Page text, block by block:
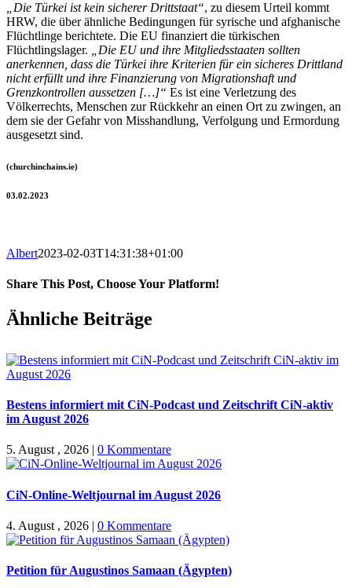
„Die Türkei ist kein sicherer Drittstaat“, zu diesem Urteil kommt
HRW, die über ähnliche Bedingungen für syrische und afghanische
Flüchtlinge berichtete. Die EU finanziert die türkischen
Flüchtlingslager.
„Die EU und ihre Mitgliedsstaaten sollten
anerkennen, dass die Türkei ihre Kriterien für ein sicheres Drittland
nicht erfüllt und ihre Finanzierung von Migrationshaft und
Grenzkontrollen aussetzen […]“ Es ist eine Verletzung des
Völkerrechts, Menschen zur Rückkehr an einen Ort zu zwingen, an
dem sie der Gefahr von Misshandlung, Verfolgung und Ermordung
ausgesetzt sind.
(churchinchains.ie)
03.02.2023
Albert2023-02-03T14:31:38+01:00
Share This Post, Choose Your Platform!
Facebook
X
WhatsApp
Pinterest
E-
Mail
Ähnliche Beiträge
Bestens informiert mit CiN-Podcast und Zeitschrift CiN-aktiv
im August 2026
5. August , 2026 | 0 Kommentare
CiN-Online-Weltjournal im August 2026
4. August , 2026 | 0 Kommentare
Petition für Augustinos Samaan (Ägypten)